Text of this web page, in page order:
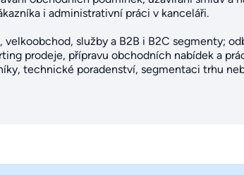
i administrativní práci v kanceláři.
služby a B2B i B2C segmenty;
prodeje, přípravu obchodních nabídek a
technické poradenství, segmentaci trhu